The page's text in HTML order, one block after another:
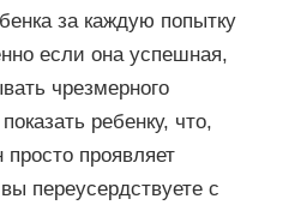
за каждую попытку
если она успешная,
чрезмерного
peбенку, что,
проявляет
переусердствуете с